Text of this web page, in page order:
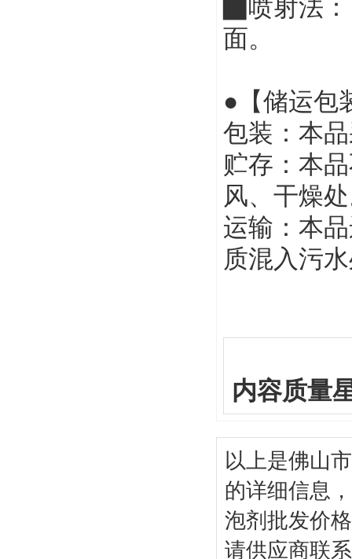
▇喷射法
面。
●【储运包
包装：本
贮存：本
风、干燥
运输：本
质混入污
内容质量
以上是佛山
的详细信息
泡剂批发价
请供应商联